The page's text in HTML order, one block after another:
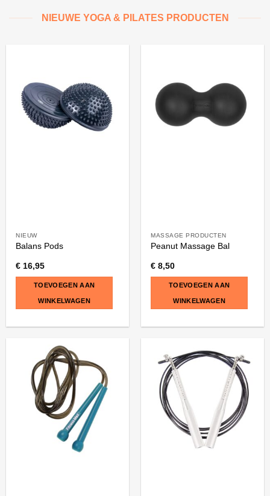
NIEUWE YOGA & PILATES PRODUCTEN
NIEUW
Balans Pods
€ 16,95
TOEVOEGEN AAN
WINKELWAGEN
MASSAGE PRODUCTEN
Peanut Massage Bal
€ 8,50
TOEVOEGEN AAN
WINKELWAGEN